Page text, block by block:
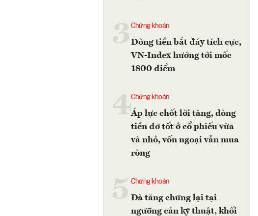
Chứng khoán
Dòng tiền bắt đáy tích cực,
VN-Index hướng tới mốc
1800 điểm
4Chứng khoán
Áp lực chốt lời tăng, dòng
tiền đỡ tốt ở cổ phiếu vừa
và nhỏ, vốn ngoại vẫn mua
ròng
Chứng khoán
Đà tăng chững lại tại
ngưỡng cản kỹ thuật, khối